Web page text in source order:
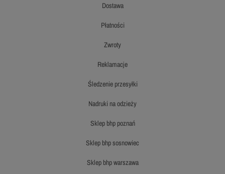
dostawa
płatności
zwroty
reklamacje
śledzenie przesyłki
nadruki na odzieży
sklep bhp poznań
sklep bhp sosnowiec
sklep bhp warszawa